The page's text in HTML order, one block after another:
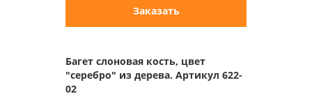
Заказать
Багет слоновая кость, цвет
"серебро" из дерева. Артикул 622-
02